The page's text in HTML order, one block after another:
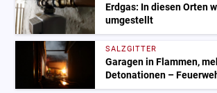
Erdgas: In diesen Orten
umgestellt
SALZGITTER
Garagen in Flammen,
Detonationen –